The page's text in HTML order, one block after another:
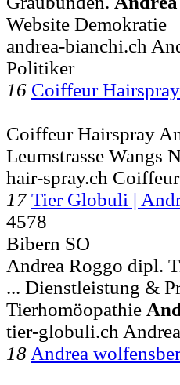
Website Demokratie
andrea-bianchi.ch
Politiker
16 Coiffeur
Coiffeur Hairspray
Leumstrasse Wangs
hair-spray.ch
17 Tier Globuli |
4578
Bibern SO
Andrea Roggo dipl.
... Dienstleistung &
Tierhomöopathie
tier-globuli.ch
18 Andrea